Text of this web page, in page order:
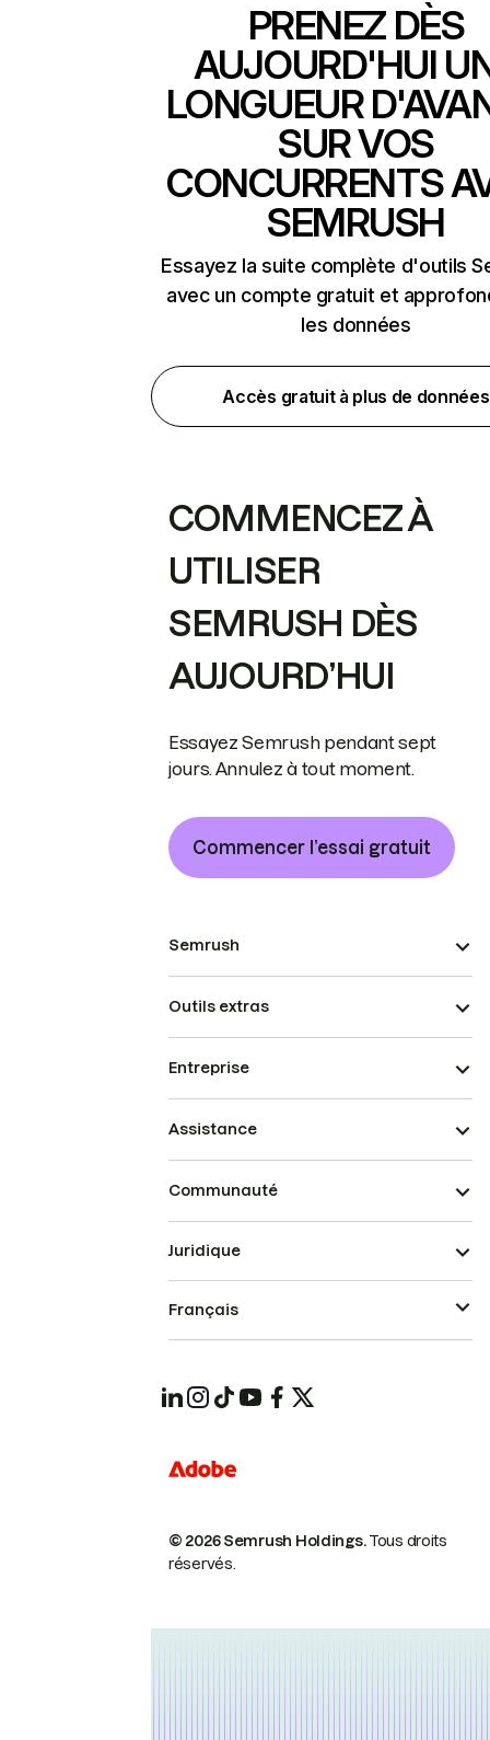
PRENEZ DÈS
AUJOURD'HUI
LONGUEUR
SUR VOS
CONCURRENTS
SEMRUSH
Essayez la suite complète d'outils
avec un compte gratuit et
les données
Accès gratuit à plus de données
COMMENCEZ À
UTILISER
SEMRUSH DÈS
AUJOURD’HUI
Essayez Semrush pendant sept
jours. Annulez à tout moment.
Commencer l’essai gratuit
Semrush
Outils extras
Entreprise
Assistance
Communauté
© 2026 Semrush Holdings.Tous droits
réservés.
Juridique
Français